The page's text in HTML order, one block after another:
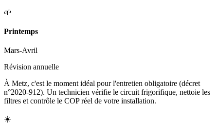
🌱
Printemps
Mars-Avril
Révision annuelle
À Metz, c'est le moment idéal pour l'entretien obligatoire (décret
n°2020-912). Un technicien vérifie le circuit frigorifique, nettoie les
filtres et contrôle le COP réel de votre installation.
☀️